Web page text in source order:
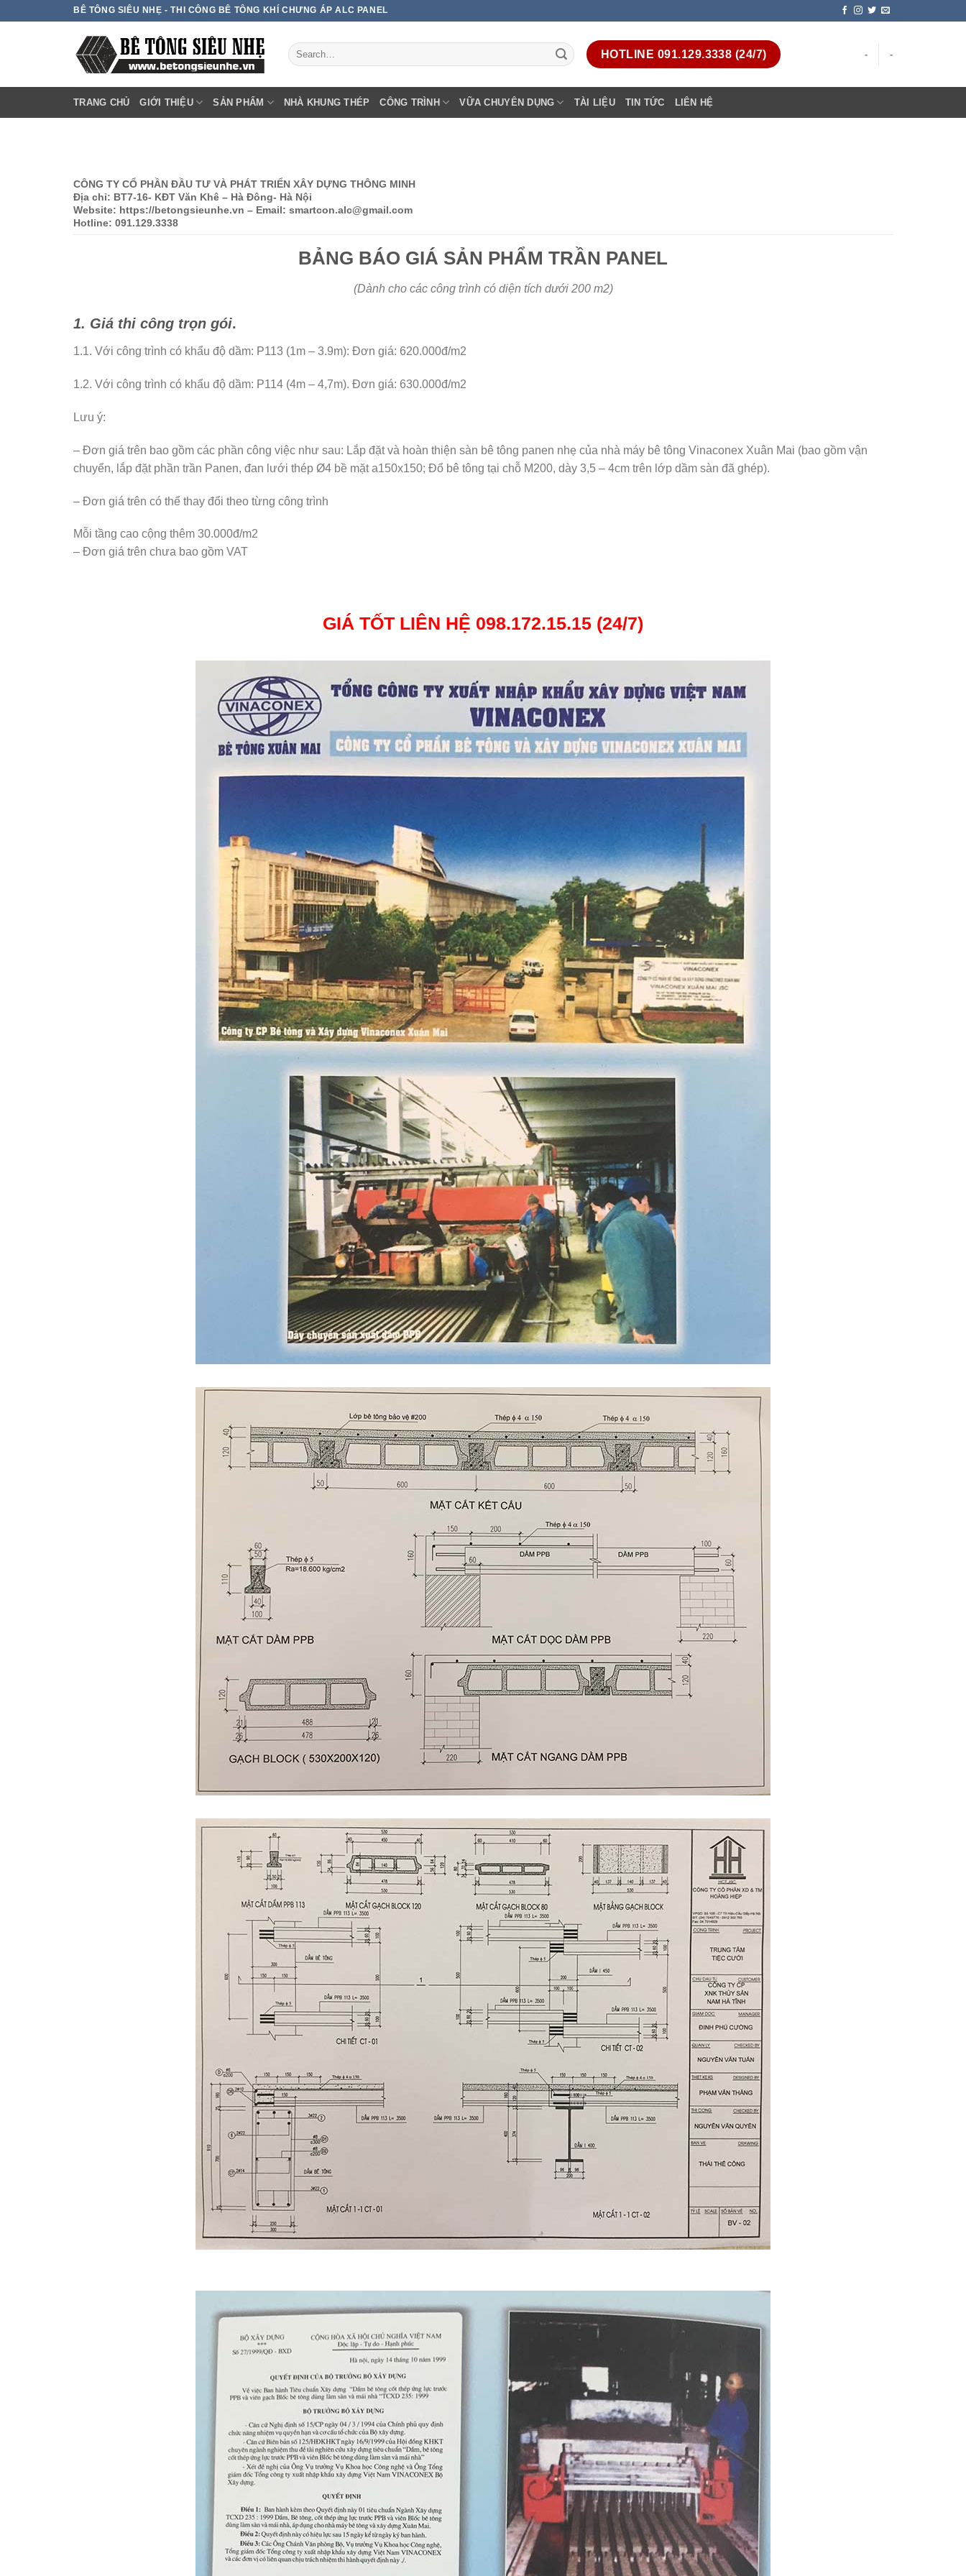
BÊ TÔNG SIÊU NHẸ - THI CÔNG BÊ TÔNG KHÍ CHƯNG ÁP ALC PANEL
HOTLINE 091.129.3338 (24/7) - -
TRANG CHỦ GIỚI THIỆU SẢN PHẨM NHÀ KHUNG THÉP CÔNG TRÌNH VỮA CHUYÊN DỤNG TÀI LIỆU TIN TỨC LIÊN HỆ
CÔNG TY CỔ PHẦN ĐẦU TƯ VÀ PHÁT TRIỂN XÂY DỰNG THÔNG MINH
Địa chỉ: BT7-16- KĐT Văn Khê – Hà Đông- Hà Nội
Website: https://betongsieunhe.vn – Email: smartcon.alc@gmail.com
Hotline: 091.129.3338
BẢNG BÁO GIÁ SẢN PHẨM TRẦN PANEL
(Dành cho các công trình có diện tích dưới 200 m2)
1. Giá thi công trọn gói.
1.1. Với công trình có khẩu độ dầm: P113 (1m – 3.9m): Đơn giá: 620.000đ/m2
1.2. Với công trình có khẩu độ dầm: P114 (4m – 4,7m). Đơn giá: 630.000đ/m2
Lưu ý:
– Đơn giá trên bao gồm các phần công việc như sau: Lắp đặt và hoàn thiện sàn bê tông panen nhẹ của nhà máy bê tông Vinaconex Xuân Mai (bao gồm vận
chuyển, lắp đặt phần trần Panen, đan lưới thép Ø4 bề mặt a150x150; Đổ bê tông tại chỗ M200, dày 3,5 – 4cm trên lớp dầm sàn đã ghép).
– Đơn giá trên có thể thay đổi theo từng công trình
Mỗi tầng cao cộng thêm 30.000đ/m2
– Đơn giá trên chưa bao gồm VAT
GIÁ TỐT LIÊN HỆ 098.172.15.15 (24/7)